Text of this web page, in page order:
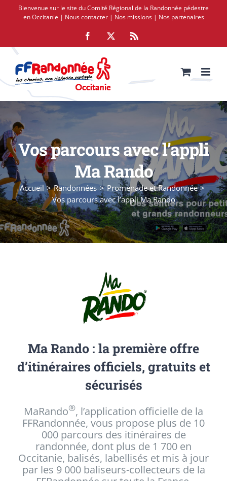
PasserBienvenue sur le site du Comité Régional de la Randonnée pédestre
en Occitanie | Nous contacter| Nos missions| Nos partenaires
Facebook Rss
Vos parcours avec l’appli
Ma Rando
Accueil Randonnées
Promenade et Randonnée
Vos parcours avec l’appli Ma Rando
Ma Rando : la première offre
d’itinéraires officiels, gratuits et
sécurisés
MaRando®, l’application officielle de la
FFRandonnée, vous propose plus de 10
000 parcours des itinéraires de
randonnée, dont plus de 1 700 en
Occitanie, balisés, labellisés et mis à jour
par les 9 000 baliseurs-collecteurs de la